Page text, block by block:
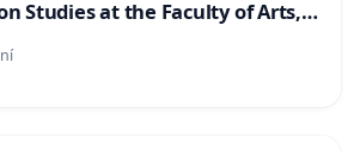
Studies at the Faculty of Arts,